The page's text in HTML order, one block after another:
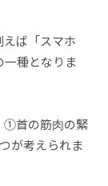
ば「スマホ
種となりま
①首の筋肉の緊
が考えられま